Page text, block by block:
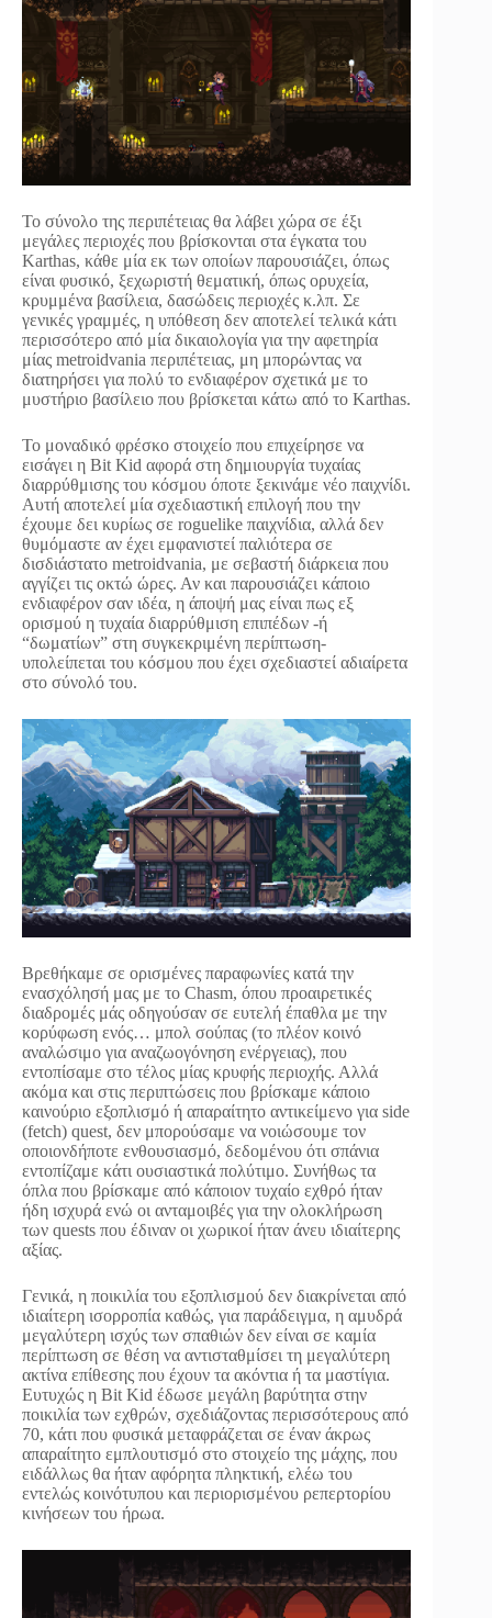
Το σύνολο της περιπέτειας θα λάβει χώρα σε έξι
μεγάλες περιοχές που βρίσκονται στα έγκατα του
Karthas, κάθε μία εκ των οποίων παρουσιάζει, όπως
είναι φυσικό, ξεχωριστή θεματική, όπως ορυχεία,
κρυμμένα βασίλεια, δασώδεις περιοχές κ.λπ. Σε
γενικές γραμμές, η υπόθεση δεν αποτελεί τελικά κάτι
περισσότερο από μία δικαιολογία για την αφετηρία
μίας metroidvania περιπέτειας, μη μπορώντας να
διατηρήσει για πολύ το ενδιαφέρον σχετικά με το
μυστήριο βασίλειο που βρίσκεται κάτω από το Karthas.
Το μοναδικό φρέσκο στοιχείο που επιχείρησε να
εισάγει η Bit Kid αφορά στη δημιουργία τυχαίας
διαρρύθμισης του κόσμου όποτε ξεκινάμε νέο παιχνίδι.
Αυτή αποτελεί μία σχεδιαστική επιλογή που την
έχουμε δει κυρίως σε roguelike παιχνίδια, αλλά δεν
θυμόμαστε αν έχει εμφανιστεί παλιότερα σε
δισδιάστατο metroidvania, με σεβαστή διάρκεια που
αγγίζει τις οκτώ ώρες. Αν και παρουσιάζει κάποιο
ενδιαφέρον σαν ιδέα, η άποψή μας είναι πως εξ
ορισμού η τυχαία διαρρύθμιση επιπέδων -ή
“δωματίων” στη συγκεκριμένη περίπτωση-
υπολείπεται του κόσμου που έχει σχεδιαστεί αδιαίρετα
στο σύνολό του.
Βρεθήκαμε σε ορισμένες παραφωνίες κατά την
ενασχόλησή μας με το Chasm, όπου προαιρετικές
διαδρομές μάς οδηγούσαν σε ευτελή έπαθλα με την
κορύφωση ενός… μπολ σούπας (το πλέον κοινό
αναλώσιμο για αναζωογόνηση ενέργειας), που
εντοπίσαμε στο τέλος μίας κρυφής περιοχής. Αλλά
ακόμα και στις περιπτώσεις που βρίσκαμε κάποιο
καινούριο εξοπλισμό ή απαραίτητο αντικείμενο για side
(fetch) quest, δεν μπορούσαμε να νοιώσουμε τον
οποιονδήποτε ενθουσιασμό, δεδομένου ότι σπάνια
εντοπίζαμε κάτι ουσιαστικά πολύτιμο. Συνήθως τα
όπλα που βρίσκαμε από κάποιον τυχαίο εχθρό ήταν
ήδη ισχυρά ενώ οι ανταμοιβές για την ολοκλήρωση
των quests που έδιναν οι χωρικοί ήταν άνευ ιδιαίτερης
αξίας.
Γενικά, η ποικιλία του εξοπλισμού δεν διακρίνεται από
ιδιαίτερη ισορροπία καθώς, για παράδειγμα, η αμυδρά
μεγαλύτερη ισχύς των σπαθιών δεν είναι σε καμία
περίπτωση σε θέση να αντισταθμίσει τη μεγαλύτερη
ακτίνα επίθεσης που έχουν τα ακόντια ή τα μαστίγια.
Ευτυχώς η Bit Kid έδωσε μεγάλη βαρύτητα στην
ποικιλία των εχθρών, σχεδιάζοντας περισσότερους από
70, κάτι που φυσικά μεταφράζεται σε έναν άκρως
απαραίτητο εμπλουτισμό στο στοιχείο της μάχης, που
ειδάλλως θα ήταν αφόρητα πληκτική, ελέω του
εντελώς κοινότυπου και περιορισμένου ρεπερτορίου
κινήσεων του ήρωα.